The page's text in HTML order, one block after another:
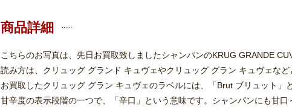
商品詳細
こちらのお写真は、先日お買取致しましたシャンパンのKRUG GRANDE
読み方は、クリュッグ グランド キュヴェやクリュッグ グラン キュヴェなど
お買取したクリュッグ グラン キュヴェのラベルには、「Brut ブリュット」
甘辛度の表示段階の一つで、「辛口」という意味です。シャンパンにも甘